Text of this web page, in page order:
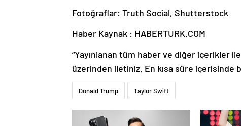
Fotoğraflar: Truth Social, Shutterstock
Haber Kaynak : HABERTURK.COM
“Yayınlanan tüm haber ve diğer içerikler
üzerinden iletiniz. En kısa süre içerisinde
Donald Trump Taylor Swift